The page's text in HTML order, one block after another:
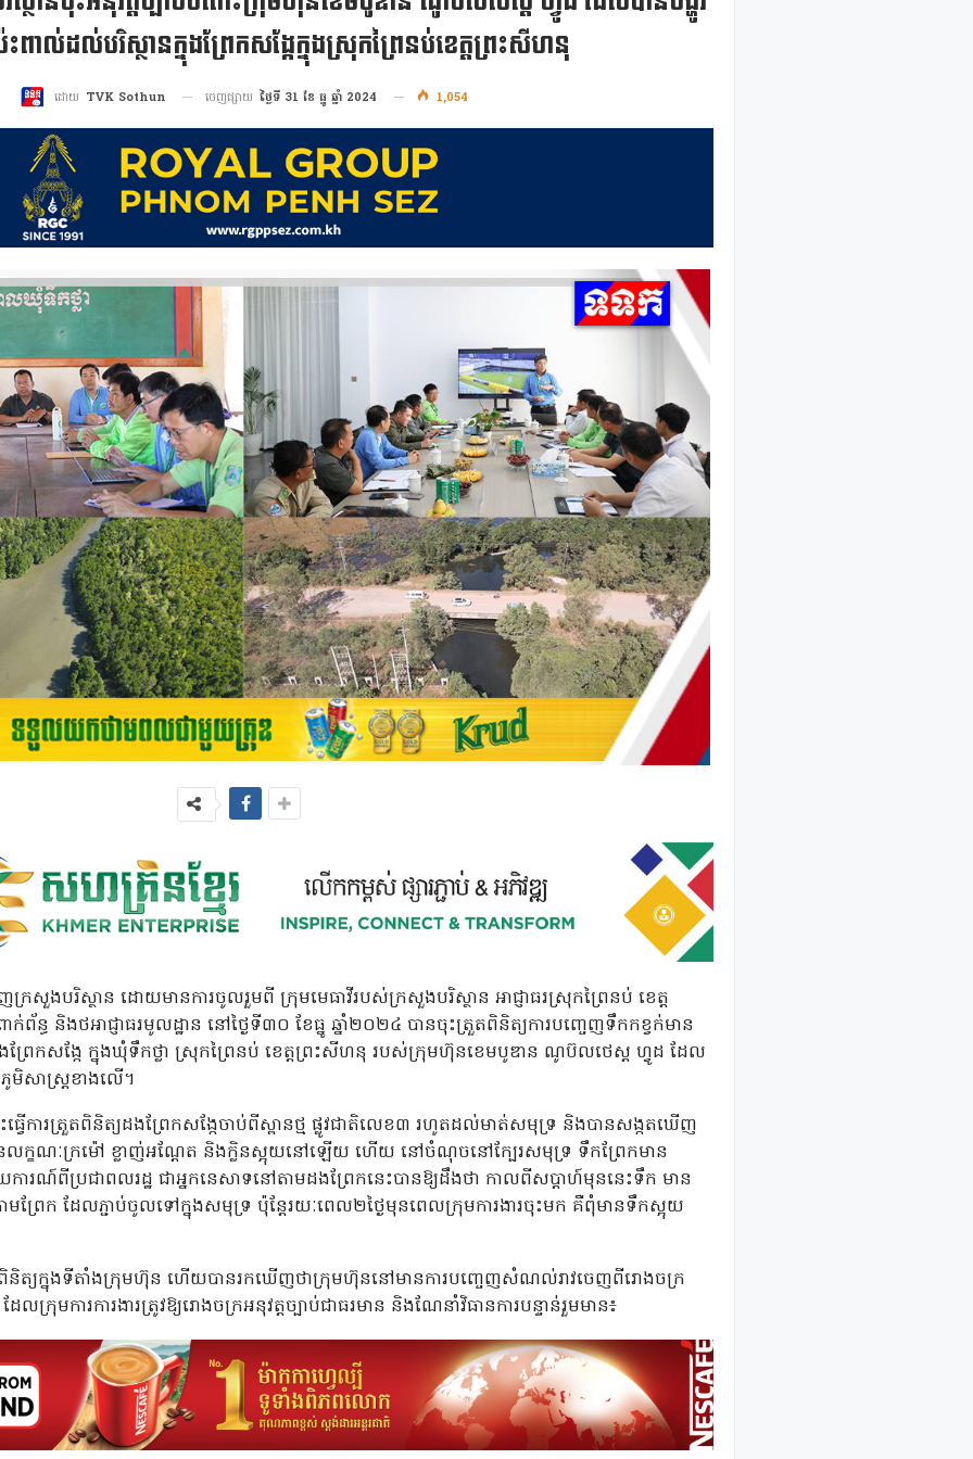
ពាល់ដល់បរិស្ថានក្នុងព្រែកសង្កែក្នុងស្រុកព្រៃនប់ខេត្តព្រះសីហនុ
ដោយ TVK Sothun ចេញផ្សាយ ថ្ងៃទី 31 ខែ ធ្នូ ឆ្នាំ 2024 1,054
ក្រសួងបរិស្ថាន ដោយមានការចូលរួមពី ក្រុមមេធាវីរបស់ក្រសួងបរិស្ថាន អាជ្ញាធរស្រុកព្រៃនប់ ខេត្ត
ព័ន្ធ និងថអាជ្ញាធរមូលដ្ឋាន នៅថ្ងៃទី៣០ ខែធ្នូ ឆ្នាំ២០២៤ បានចុះត្រួតពិនិត្យការបញ្ចេញទឹកកខ្វក់មាន
ែកសង្កែ ក្នុងឃុំទឹកថ្លា ស្រុកព្រៃនប់ ខេត្តព្រះសីហនុ របស់ក្រុមហ៊ុនខេមបូឌាន ណូប៊លថេស្ត ហ្វូដ ដែល
ភូមិសាស្រ្តខាងលើ។
ធ្វើការត្រួតពិនិត្យដងព្រែកសង្កែចាប់ពីស្ពានថ្ម ផ្លូវជាតិលេខ៣ រហូតដល់មាត់សមុទ្រ និងបានសង្កតឃើញ
លក្ខណៈក្រម៉ៅ ខ្លាញ់អណ្តែត និងក្លិនស្អុយនៅឡើយ ហើយ នៅចំណុចនៅក្បែរសមុទ្រ ទឹកព្រែកមាន
យការណ៍ពីប្រជាពលរដ្ឋ ជាអ្នកនេសាទនៅតាមដងព្រែកនេះបានឱ្យដឹងថា កាលពីសប្តាហ៍មុននេះទឹក មាន
មព្រែក ដែលភ្ជាប់ចូលទៅក្នុងសមុទ្រ ប៉ុន្តែរយៈពេល២ថ្ងៃមុនពេលក្រុមការងារចុះមក គឺពុំមានទឹកស្អុយ
តពិនិត្យក្នុងទីតាំងក្រុមហ៊ុន ហើយបានរកឃើញថាក្រុមហ៊ុននៅមានការបញ្ចេញសំណល់រាវចេញពីរោងចក្រ
រុមការការងារត្រូវឱ្យរោងចក្រអនុវត្តច្បាប់ជាធរមាន និងណែនាំវិធានការបន្ទាន់រួមមាន៖